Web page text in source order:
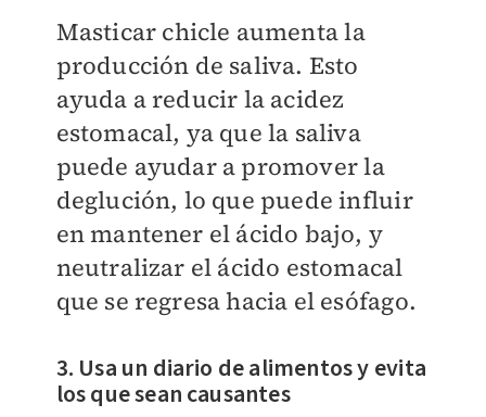
Masticar chicle aumenta la
producción de saliva. Esto
ayuda a reducir la acidez
estomacal, ya que la saliva
puede ayudar a promover la
deglución, lo que puede influir
en mantener el ácido bajo, y
neutralizar el ácido estomacal
que se regresa hacia el esófago.
3. Usa un diario de alimentos y evita
los que sean causantes